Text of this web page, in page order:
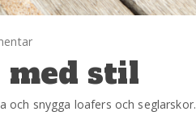
med stil
och snygga loafers och seglarskor.